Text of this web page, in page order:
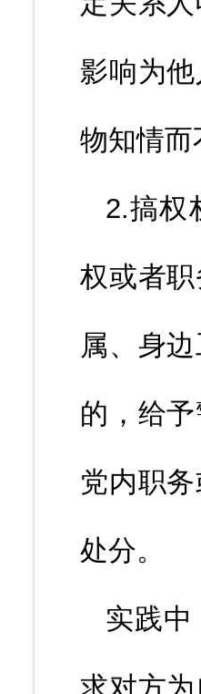
影响为
物知情
2.搞权
权或者
属、身
的，给
党内职
处分。
实践
求对方